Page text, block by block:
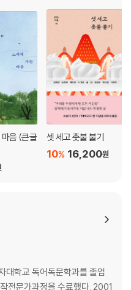
음 (큰글
셋 세고 촛불 불기
16,200원
10%
대학교 독어독문학과를 졸업
전문가과정을 수료했다. 2001